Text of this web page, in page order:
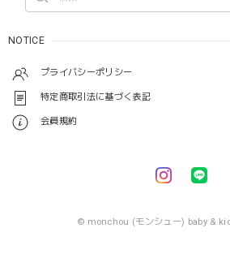
NOTICE
プライバシーポリシー
特定商取引法に基づく表記
会員規約
© monchou (モンシュー) baby &